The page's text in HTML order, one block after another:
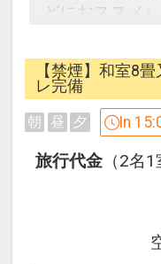
どにおススメ♪
お手頃な素泊
をお楽しみく
※こちらのプラ
ません。
※当日に夕食
ロントまでお
夕食6，500円
【禁煙】和室8
レ完備
朝 昼 夕 In
旅行代金 （2名